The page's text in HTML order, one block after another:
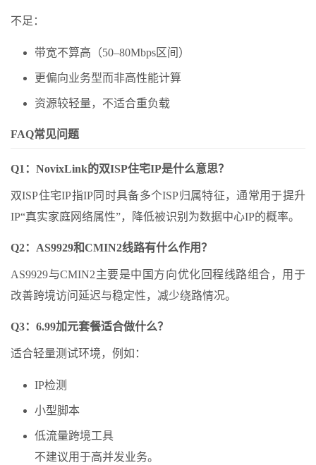
不足：
带宽不算高（50–80Mbps区间）
更偏向业务型而非高性能计算
资源较轻量，不适合重负载
FAQ常见问题
Q1：NovixLink的双ISP住宅IP是什么意思？
双ISP住宅IP指IP同时具备多个ISP归属特征，通常用于提升
IP“真实家庭网络属性”，降低被识别为数据中心IP的概率。
Q2：AS9929和CMIN2线路有什么作用？
AS9929与CMIN2主要是中国方向优化回程线路组合，用于
改善跨境访问延迟与稳定性，减少绕路情况。
Q3：6.99加元套餐适合做什么？
适合轻量测试环境，例如：
IP检测
小型脚本
低流量跨境工具
不建议用于高并发业务。